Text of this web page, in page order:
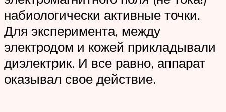
набиологически активные точки.
Для эксперимента, между
электродом и кожей прикладывали
диэлектрик. И все равно, аппарат
оказывал свое действие.